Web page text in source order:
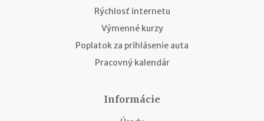
Rýchlosť internetu
Výmenné kurzy
Poplatok za prihlásenie auta
Pracovný kalendár
Informácie